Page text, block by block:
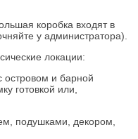
коробка входят в
у администратора).
локации:
и барной
готовкой или,
подушками, декором,